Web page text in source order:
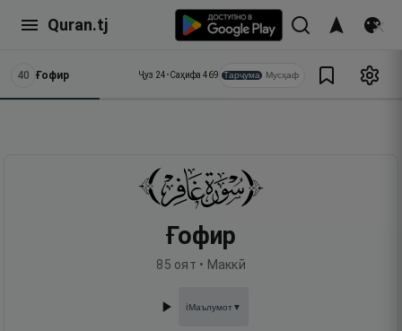
Quran.tj
40 Ғофир Ҷуз 24•Саҳифа 469 Тарҷума Мусҳаф
Ғофир
85 оят • Маккӣ
ℹ️Маълумот▼